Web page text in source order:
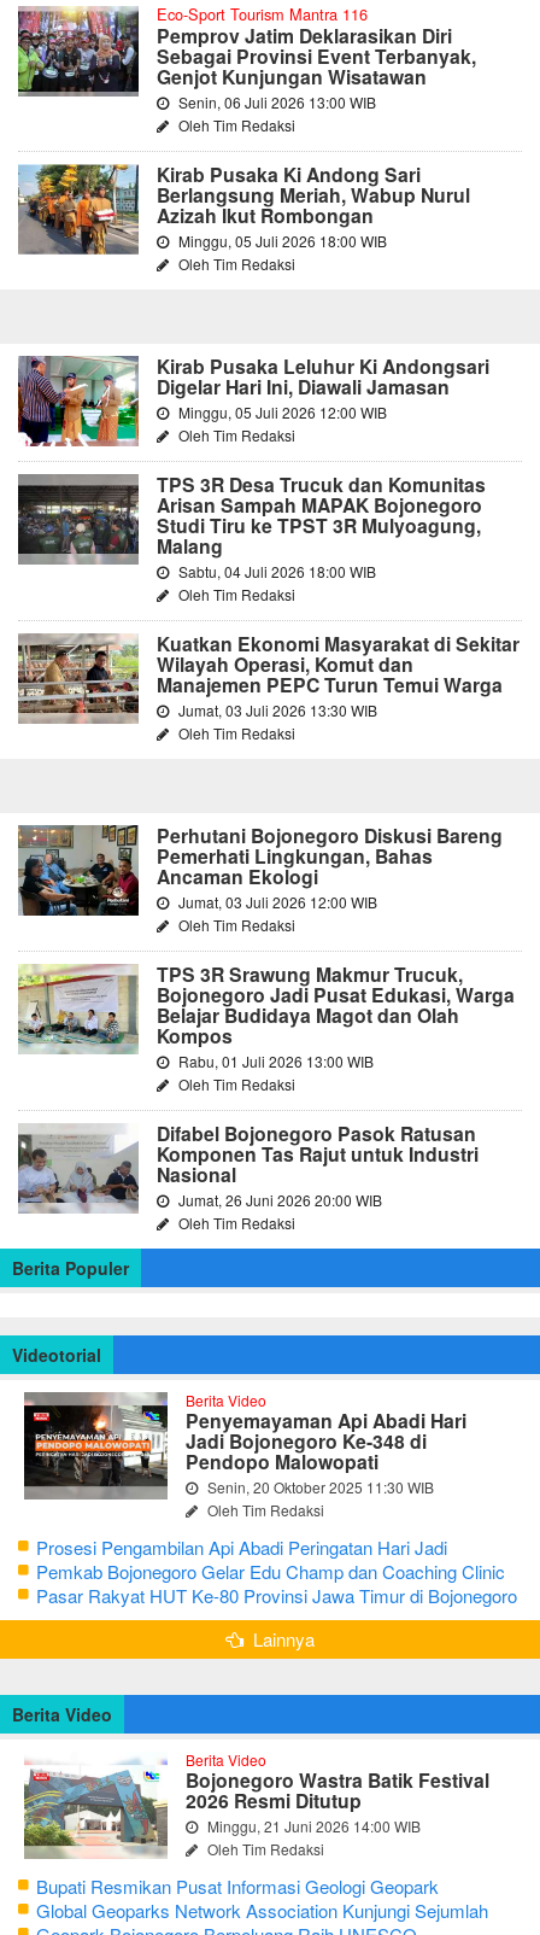
Eco-Sport Tourism Mantra 116
Pemprov Jatim Deklarasikan Diri
Sebagai Provinsi Event Terbanyak,
Genjot Kunjungan Wisatawan
Senin, 06 Juli 2026 13:00 WIB
Oleh Tim Redaksi
Kirab Pusaka Ki Andong Sari
Berlangsung Meriah, Wabup Nurul
Azizah Ikut Rombongan
Minggu, 05 Juli 2026 18:00 WIB
Oleh Tim Redaksi
Kirab Pusaka Leluhur Ki Andongsari
Digelar Hari Ini, Diawali Jamasan
Minggu, 05 Juli 2026 12:00 WIB
Oleh Tim Redaksi
TPS 3R Desa Trucuk dan Komunitas
Arisan Sampah MAPAK Bojonegoro
Studi Tiru ke TPST 3R Mulyoagung,
Malang
Sabtu, 04 Juli 2026 18:00 WIB
Oleh Tim Redaksi
Kuatkan Ekonomi Masyarakat di Sekitar
Wilayah Operasi, Komut dan
Manajemen PEPC Turun Temui Warga
Jumat, 03 Juli 2026 13:30 WIB
Oleh Tim Redaksi
Perhutani Bojonegoro Diskusi Bareng
Pemerhati Lingkungan, Bahas
Ancaman Ekologi
Jumat, 03 Juli 2026 12:00 WIB
Oleh Tim Redaksi
TPS 3R Srawung Makmur Trucuk,
Bojonegoro Jadi Pusat Edukasi, Warga
Belajar Budidaya Magot dan Olah
Kompos
Rabu, 01 Juli 2026 13:00 WIB
Oleh Tim Redaksi
Difabel Bojonegoro Pasok Ratusan
Komponen Tas Rajut untuk Industri
Nasional
Jumat, 26 Juni 2026 20:00 WIB
Oleh Tim Redaksi
Berita Populer
Videotorial
Berita Video
Penyemayaman Api Abadi Hari
Jadi Bojonegoro Ke-348 di
Pendopo Malowopati
Senin, 20 Oktober 2025 11:30 WIB
Oleh Tim Redaksi
Prosesi Pengambilan Api Abadi Peringatan Hari Jadi
Bojonegoro Ke-348
Pemkab Bojonegoro Gelar Edu Champ dan Coaching Clinic
Seni Reog dan Jaranan
Pasar Rakyat HUT Ke-80 Provinsi Jawa Timur di Bojonegoro
Lainnya
Berita Video
Berita Video
Bojonegoro Wastra Batik Festival
2026 Resmi Ditutup
Minggu, 21 Juni 2026 14:00 WIB
Oleh Tim Redaksi
Bupati Resmikan Pusat Informasi Geologi Geopark
Bojonegoro
Global Geoparks Network Association Kunjungi Sejumlah